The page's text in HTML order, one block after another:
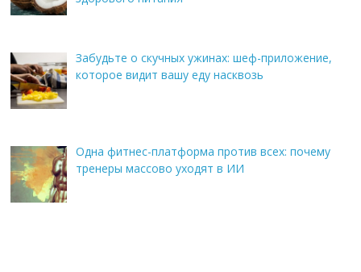
Забудьте о скучных ужинах: шеф-приложение,
которое видит вашу еду насквозь
Одна фитнес-платформа против всех: почему
тренеры массово уходят в ИИ